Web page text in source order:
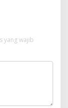
yang wajib